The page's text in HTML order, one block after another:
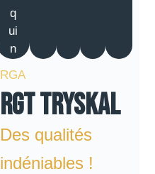
q
ui
n
RGA
RGT TRYSKAL
Des qualités
indéniables !